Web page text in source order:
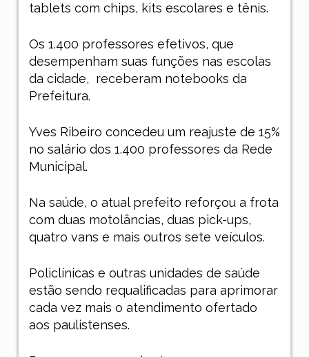
tablets com chips, kits escolares e tênis.
Os 1.400 professores efetivos, que
desempenham suas funções nas escolas
da cidade, receberam notebooks da
Prefeitura.
Yves Ribeiro concedeu um reajuste de 15%
no salário dos 1.400 professores da Rede
Municipal.
Na saúde, o atual prefeito reforçou a frota
com duas motolâncias, duas pick-ups,
quatro vans e mais outros sete veículos.
Policlínicas e outras unidades de saúde
estão sendo requalificadas para aprimorar
cada vez mais o atendimento ofertado
aos paulistenses.